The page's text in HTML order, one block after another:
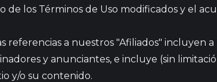
los Términos de Uso modificados y el
referencias a nuestros "Afiliados" incluyen
y anunciantes, e incluye (sin
y/o su contenido.